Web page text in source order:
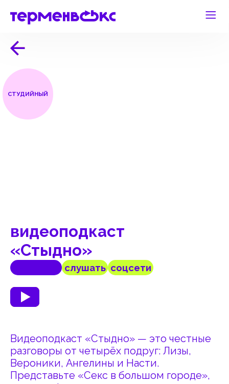
СТУДИЙНЫЙ
Видеоподкаст «Стыдно» — это честные
Вероники, Ангелины и Насти.
Представьте «Секс в большом городе»,
и стыде — без цензуры и прикрас. Они
говорят о поиске себя, отношениях,
тревожности, самоценности и других
важных вещах.